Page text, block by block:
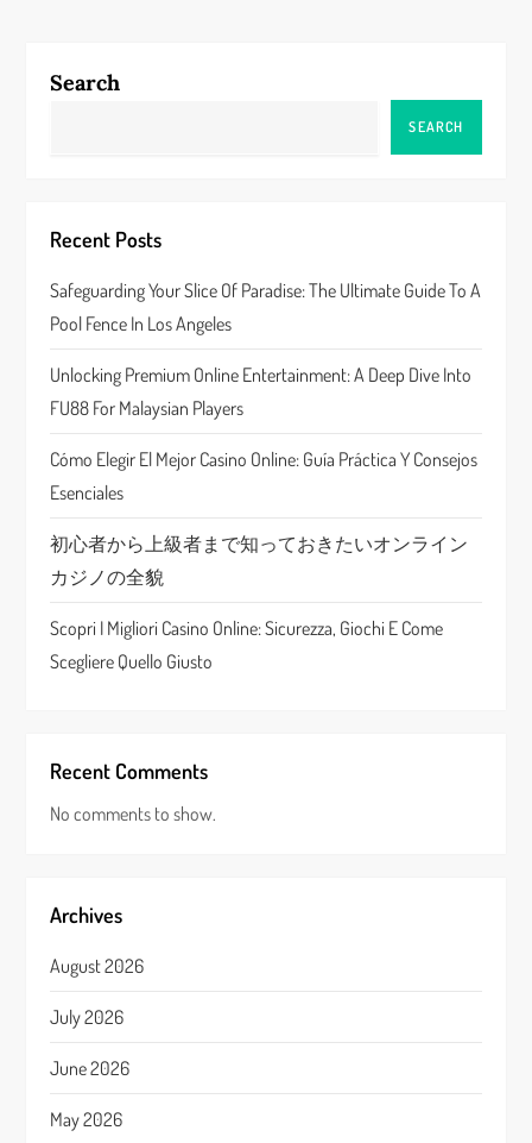
n
i
g
a
t
i
o
n
Search
SEARCH
Recent Posts
Safeguarding Your Slice Of Paradise: The Ultimate Guide To A
Pool Fence In Los Angeles
Unlocking Premium Online Entertainment: A Deep Dive Into
FU88 For Malaysian Players
Cómo Elegir El Mejor Casino Online: Guía Práctica Y Consejos
Esenciales
初心者から上級者まで知っておきたいオンライン
カジノの全貌
Scopri I Migliori Casino Online: Sicurezza, Giochi E Come
Scegliere Quello Giusto
Recent Comments
No comments to show.
Archives
August 2026
July 2026
June 2026
May 2026